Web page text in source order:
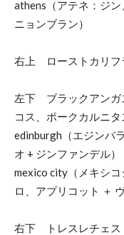
athens（アテネ：ジ
ニョンブラン）
右上 ローストカリフ
左下 ブラックアンガ
コス、ポークカルニタ
edinburgh（エジンバ
オ + ジンファンデル）
mexico city（メキシ
ロ、アプリコット ＋
右下 トレスレチェス